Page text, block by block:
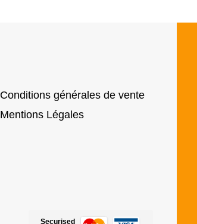
Conditions générales de vente
Mentions Légales
Securised